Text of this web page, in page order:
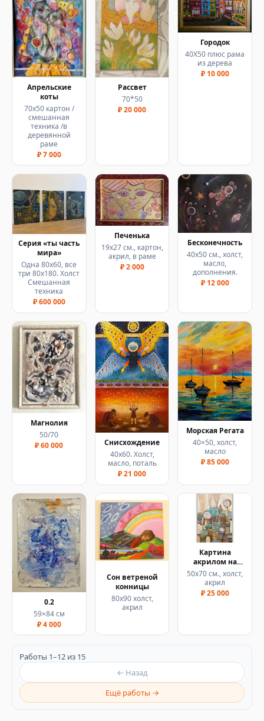
Апрельские
коты
70х50 картон /
смешанная
техника /в
деревянной
раме
₽ 7 000
Рассвет
70*50
₽ 20 000
Городок
40Х50 плюс рама
из дерева
₽ 10 000
Серия «ты часть
мира»
Одна 80х60, все
три 80х180. Холст
Смешанная
техника
₽ 600 000
Печенька
19х27 см., картон,
акрил, в раме
₽ 2 000
Бесконечность
40х50 см., холст,
масло,
дополнения.
₽ 12 000
Магнолия
50/70
₽ 60 000
Снисхождение
40х60. Холст,
масло, поталь
₽ 21 000
Морская Регата
40×50, холст,
масло
₽ 85 000
0.2
59×84 см
₽ 4 000
Сон ветреной
конницы
80х90 холст,
акрил
Картина
акрилом на
холсте "Старый
город"
50х70 см., холст,
акрил
₽ 25 000
Работы 1–12 из 15
← Назад
Ещё работы →